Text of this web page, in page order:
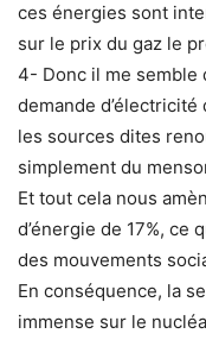
ces énergies sont
sur le prix du gaz le
4- Donc il me semble
demande
les sources dites
simplement du
Et tout cela nous
d’énergie de 17%, ce
des mouvements
En conséquence, la
immense sur le